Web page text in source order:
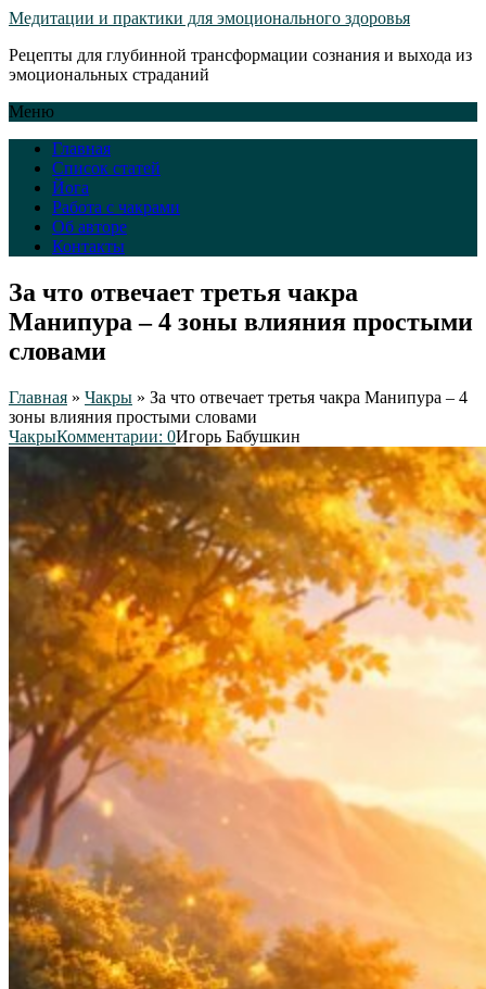
Медитации и практики для эмоционального здоровья
Рецепты для глубинной трансформации сознания и выхода из
эмоциональных страданий
Меню
Главная
Список статей
Йога
Работа с чакрами
Об авторе
Контакты
За что отвечает третья чакра
Манипура – 4 зоны влияния простыми
словами
Главная » Чакры » За что отвечает третья чакра Манипура – 4
зоны влияния простыми словами
ЧакрыКомментарии: 0Игорь Бабушкин